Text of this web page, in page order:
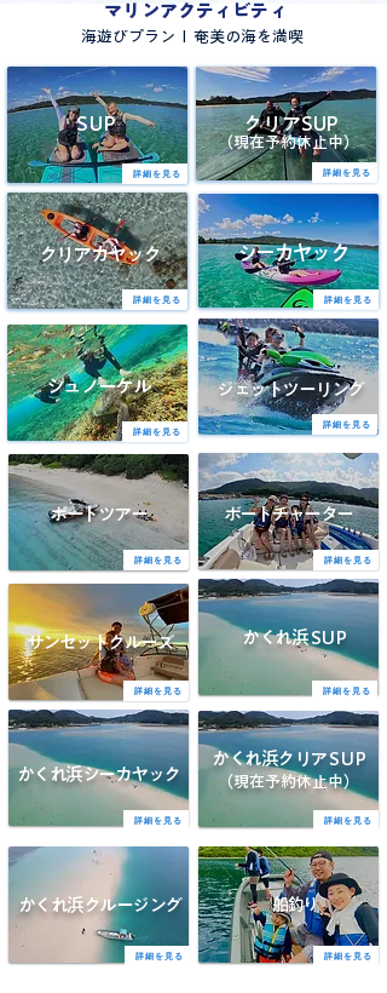
詳細を見る
SUP
詳細を見る
クリアSUP
（現在予約休止中）
詳細を見る
かくれ浜SUP
かくれ浜シーカヤック
詳細を見る
かくれ浜クリアSUP
（現在予約休止中）
詳細を見る
かくれ浜クルージング
詳細を見る
船釣り
詳細を見る
海遊びプラン ​奄美の海を満喫
クリアカヤック
詳細を見る
シーカヤック
詳細を見る
シュノーケル
詳細を見る
ジェットツーリング
ボートツアー
詳細を見る
​ボートチャーター
詳細を見る
サンセットクルーズ
詳細を見る 詳細を見る
マリンアクティビティ